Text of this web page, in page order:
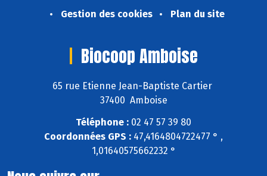
Gestion des cookies
Plan du site
Biocoop Amboise
65 rue Etienne Jean-Baptiste Cartier
37400 Amboise
Téléphone : 02 47 57 39 80
Coordonnées GPS : 47,4164804722477 ° ,
1,01640575662232 °